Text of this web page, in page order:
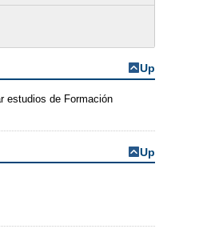
Up
estudios de Formación
Up